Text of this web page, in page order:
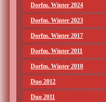
Dorfm. Winter 2024
Dorfm. Winter 2023
Dorfm. Winter 2017
Dorfm. Winter 2011
Dorfm. Winter 2010
Duo 2012
Duo 2011